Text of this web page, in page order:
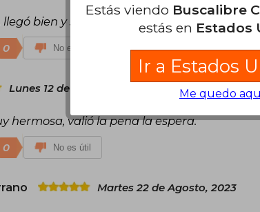
bien y sin problemas
0 No es útil
Lunes 12 de Agosto, 2024
hermosa, valió la pena la espera.
0 No es útil
Martes 22 de Agosto, 2023
Estás viendo Buscalibre
estás en Estados
Ir a Estados
Me quedo